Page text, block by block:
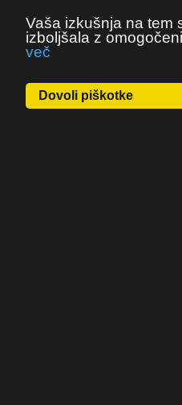
Vaša izkušnja na tem
izboljšala z
več
Dovoli piškotke